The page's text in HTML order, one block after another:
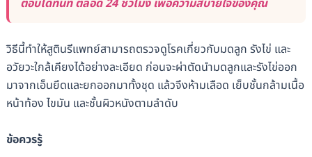
วิธีนี้ทำให้สูตินรีแพทย์สามารถตรวจดูโรคเกี่ยวกับมดลูก รังไข่ และ
อวัยวะใกล้เคียงได้อย่างละเอียด ก่อนจะผ่าตัดนำมดลูกและรังไข่ออก
มาจากเอ็นยึดและยกออกมาทั้งชุด แล้วจึงห้ามเลือด เย็บชั้นกล้ามเนื้อ
หน้าท้อง ไขมัน และชั้นผิวหนังตามลำดับ
ข้อควรรู้